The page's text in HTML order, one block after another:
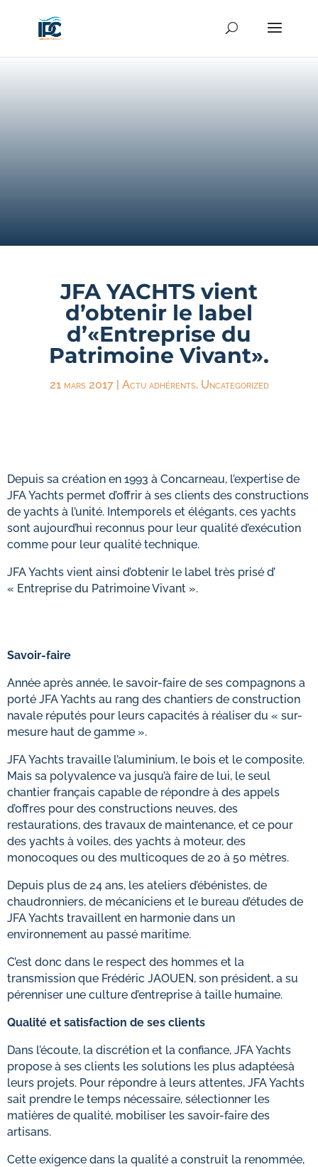
JFA YACHTS vient
d’obtenir le label
d’«Entreprise du
Patrimoine Vivant».
21 mars 2017| Actu adhérents, Uncategorized
Depuis sa création en 1993 à Concarneau, l’expertise de
JFA Yachts permet d’offrir à ses clients des constructions
de yachts à l’unité. Intemporels et élégants, ces yachts
sont aujourd’hui reconnus pour leur qualité d’exécution
comme pour leur qualité technique.
JFA Yachts vient ainsi d’obtenir le label très prisé d’
« Entreprise du Patrimoine Vivant ».
Savoir-faire
Année après année, le savoir-faire de ses compagnons a
porté JFA Yachts au rang des chantiers de construction
navale réputés pour leurs capacités à réaliser du « sur-
mesure haut de gamme ».
JFA Yachts travaille l’aluminium, le bois et le composite.
Mais sa polyvalence va jusqu’à faire de lui, le seul
chantier français capable de répondre à des appels
d’offres pour des constructions neuves, des
restaurations, des travaux de maintenance, et ce pour
des yachts à voiles, des yachts à moteur, des
monocoques ou des multicoques de 20 à 50 mètres.
Depuis plus de 24 ans, les ateliers d’ébénistes, de
chaudronniers, de mécaniciens et le bureau d’études de
JFA Yachts travaillent en harmonie dans un
environnement au passé maritime.
C’est donc dans le respect des hommes et la
transmission que Frédéric JAOUEN, son président, a su
pérenniser une culture d’entreprise à taille humaine.
Qualité et satisfaction de ses clients
Dans l’écoute, la discrétion et la confiance, JFA Yachts
propose à ses clients les solutions les plus adaptéesà
leurs projets. Pour répondre à leurs attentes, JFA Yachts
sait prendre le temps nécessaire, sélectionner les
matières de qualité, mobiliser les savoir-faire des
artisans.
Cette exigence dans la qualité a construit la renommée,